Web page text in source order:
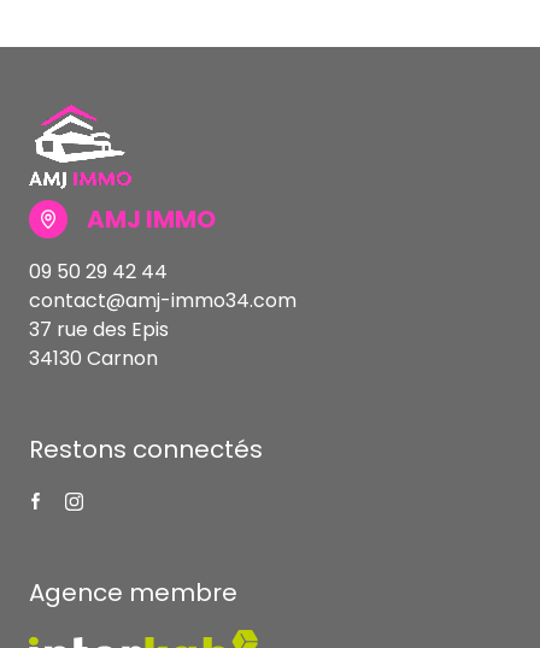
AMJ IMMO
09 50 29 42 44
contact@amj-immo34.com
37 rue des Epis
34130 Carnon
Restons connectés
Agence membre